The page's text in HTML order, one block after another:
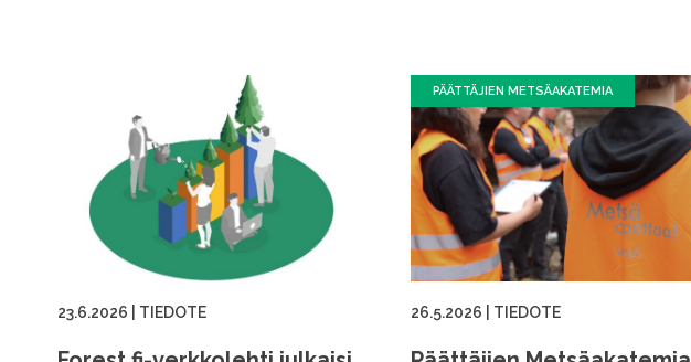
23.6.2026 TIEDOTE
PÄÄTTÄJIEN METSÄAKATEMIA
26.5.2026 TIEDOTE